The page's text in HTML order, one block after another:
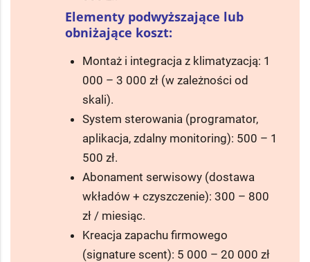
Elementy podwyższające lub
obniżające koszt:
Montaż i integracja z klimatyzacją: 1
000 – 3 000 zł (w zależności od
skali).
System sterowania (programator,
aplikacja, zdalny monitoring): 500 – 1
500 zł.
Abonament serwisowy (dostawa
wkładów + czyszczenie): 300 – 800
zł / miesiąc.
Kreacja zapachu firmowego
(signature scent): 5 000 – 20 000 zł